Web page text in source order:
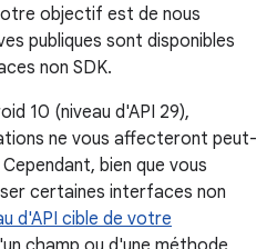
objectif est de nous
publiques sont disponibles
non SDK.
10 (niveau d'API 29),
ne vous affecteront peut-
bien que vous
certaines interfaces non
d'API cible de votre